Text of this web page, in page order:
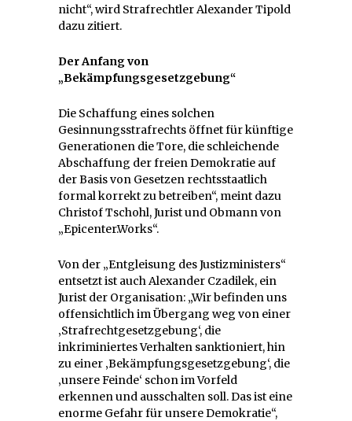
nicht“, wird Strafrechtler Alexander Tipold
dazu zitiert.
Der Anfang von
„Bekämpfungsgesetzgebung“
Die Schaffung eines solchen
Gesinnungsstrafrechts öffnet für künftige
Generationen die Tore, die schleichende
Abschaffung der freien Demokratie auf
der Basis von Gesetzen rechtsstaatlich
formal korrekt zu betreiben“, meint dazu
Christof Tschohl, Jurist und Obmann von
„Epicenter.Works“.
Von der „Entgleisung des Justizministers“
entsetzt ist auch Alexander Czadilek, ein
Jurist der Organisation: „Wir befinden uns
offensichtlich im Übergang weg von einer
‚Strafrechtgesetzgebung‘, die
inkriminiertes Verhalten sanktioniert, hin
zu einer ‚Bekämpfungsgesetzgebung‘, die
‚unsere Feinde‘ schon im Vorfeld
erkennen und ausschalten soll. Das ist eine
enorme Gefahr für unsere Demokratie“,